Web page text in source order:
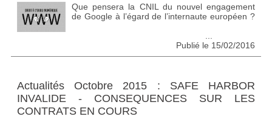
Que pensera la CNIL du nouvel engagement
de Google à l’égard de l’internaute européen ?
Publié le 15/02/2016
Actualités Octobre 2015 : SAFE HARBOR
INVALIDE - CONSEQUENCES SUR LES
CONTRATS EN COURS